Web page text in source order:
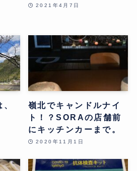
2021年4月7日
嶺北でキャンドルナイ
ト！？SORAの店舗前
にキッチンカーまで。
2020年11月1日